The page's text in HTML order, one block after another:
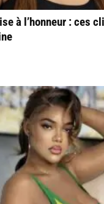
à l’honneur : ces